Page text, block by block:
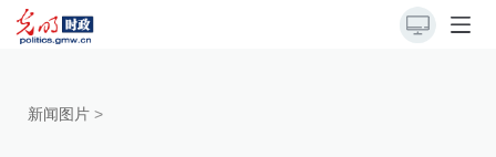
新闻图片 >